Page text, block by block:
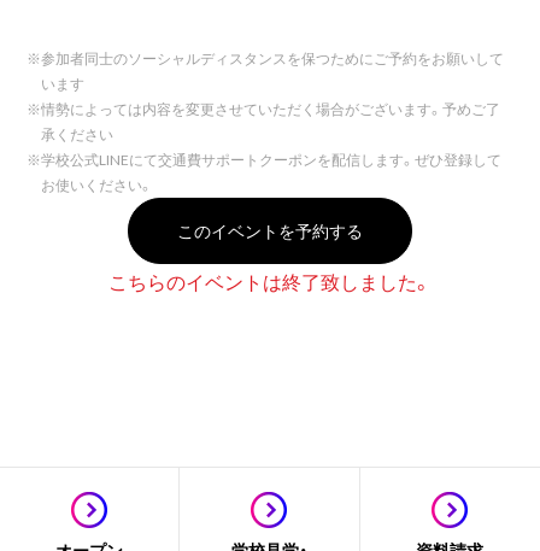
※参加者同士のソーシャルディスタンスを保つためにご予約をお願いして
います
※情勢によっては内容を変更させていただく場合がございます。予めご了
承ください
※学校公式LINEにて交通費サポートクーポンを配信します。ぜひ登録して
お使いください。
このイベントを予約する
こちらのイベントは終了致しました。